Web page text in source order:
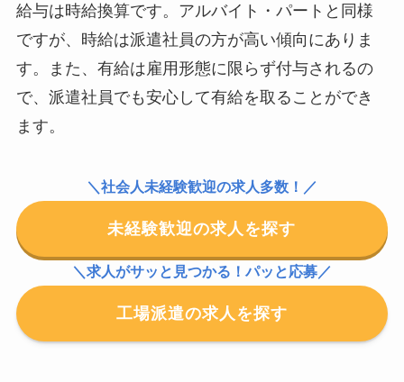
給与は時給換算です。アルバイト・パートと同様
ですが、時給は派遣社員の方が高い傾向にありま
す。また、有給は雇用形態に限らず付与されるの
で、派遣社員でも安心して有給を取ることができ
ます。
＼社会人未経験歓迎の求人多数！／
未経験歓迎の求人を探す
＼求人がサッと見つかる！パッと応募／
工場派遣の求人を探す